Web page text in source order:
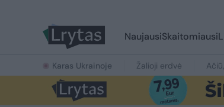
NaujausiSkaitomiausi
Karas Ukrainoje Žalioji erdvė